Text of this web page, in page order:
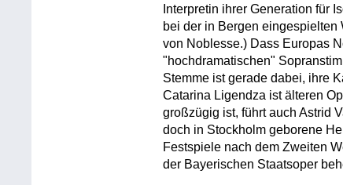
Interpretin ihrer Generation für
bei der in Bergen
von Noblesse.) Dass Europas
"hochdramatischen"
Stemme ist gerade dabei, ihre
Catarina Ligendza ist älteren
großzügig ist, führt auch Astrid
doch in Stockholm geborene
Festspiele nach dem Zweiten
der Bayerischen Staatsoper